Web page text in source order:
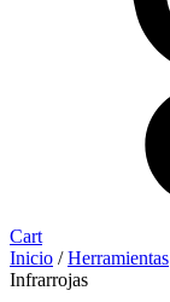
Cart
Inicio /Herramientas
Infrarrojas